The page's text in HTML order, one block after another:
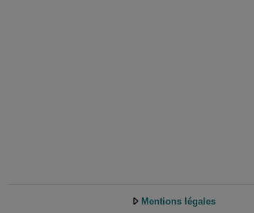
Mentions légales